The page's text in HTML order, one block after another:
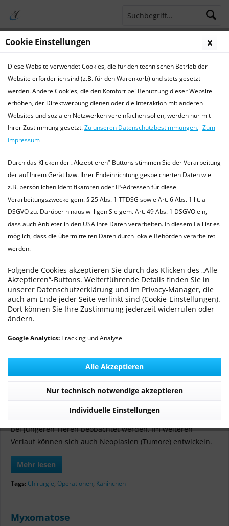
Terminsprechstunde Service Hotline 04421 773770
Krankheiten
Krankheiten bei Kaninchen
Bitte kontaktieren Sie immer einen (fachkundigen) Tierarzt
in Ihrer Nähe....mehr erfahren »
Filtern
Uterustumor) beim Kaninchen
Von: Dr. med. vet. Ralf Michling 16.03.22 00:00 0 Kommentare
Die zystische Hyperplasie des Endometriums ist eine
Alter von ca. 3-4 Jahren gehäuft auf, kann aber auch schon
bei jüngeren Tieren beobachtet werden. Im weiteren
Verlauf können sich auch Neoplasien (Tumore) entwickeln.
Mehr lesen
Tags: Chirurgie, Operationen, Kaninchen
Myxomatose
Cookie Einstellungen
Diese Website verwendet Cookies, die für den technischen Betrieb der
Website erforderlich sind (z.B. für den Warenkorb) und stets gesetzt
werden. Andere Cookies, die den Komfort bei Benutzung dieser Website
erhöhen, der Direktwerbung dienen oder die Interaktion mit anderen
Websites und sozialen Netzwerken vereinfachen sollen, werden nur mit
Ihrer Zustimmung gesetzt.Zu unseren Datenschutzbestimmungen. Zum
Impressum
Durch das Klicken der „Akzeptieren“-Buttons stimmen Sie der Verarbeitung
der auf Ihrem Gerät bzw. Ihrer Endeinrichtung gespeicherten Daten wie
z.B. persönlichen Identifikatoren oder IP-Adressen für diese
Verarbeitungszwecke gem. § 25 Abs. 1 TTDSG sowie Art. 6 Abs. 1 lit. a
DSGVO zu. Darüber hinaus willigen Sie gem. Art. 49 Abs. 1 DSGVO ein,
dass auch Anbieter in den USA Ihre Daten verarbeiten. In diesem Fall ist es
möglich, dass die übermittelten Daten durch lokale Behörden verarbeitet
werden.
Folgende Cookies akzeptieren Sie durch das Klicken des „Alle
Akzeptieren“-Buttons. Weiterführende Details finden Sie in
unserer Datenschutzerklärung und im Privacy-Manager, die
auch am Ende jeder Seite verlinkt sind (Cookie-Einstellungen).
Dort können Sie Ihre Zustimmung jederzeit widerrufen oder
ändern.
Google Analytics:Tracking und Analyse
Individuelle Einstellungen
Nur technisch notwendige akzeptieren
Alle Akzeptieren